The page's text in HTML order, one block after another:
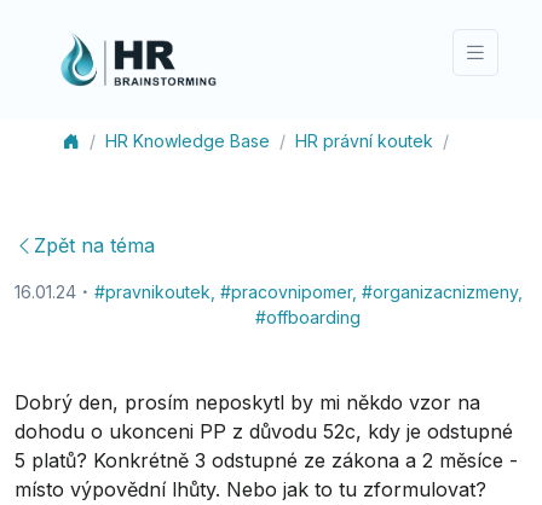
HR Knowledge Base HR právní koutek
Zpět na téma
16.01.24 #pravnikoutek #pracovnipomer, #organizacnizmeny,
#offboarding
Dobrý den, prosím neposkytl by mi někdo vzor na
dohodu o ukonceni PP z důvodu 52c, kdy je odstupné
5 platů? Konkrétně 3 odstupné ze zákona a 2 měsíce -
místo výpovědní lhůty. Nebo jak to tu zformulovat?